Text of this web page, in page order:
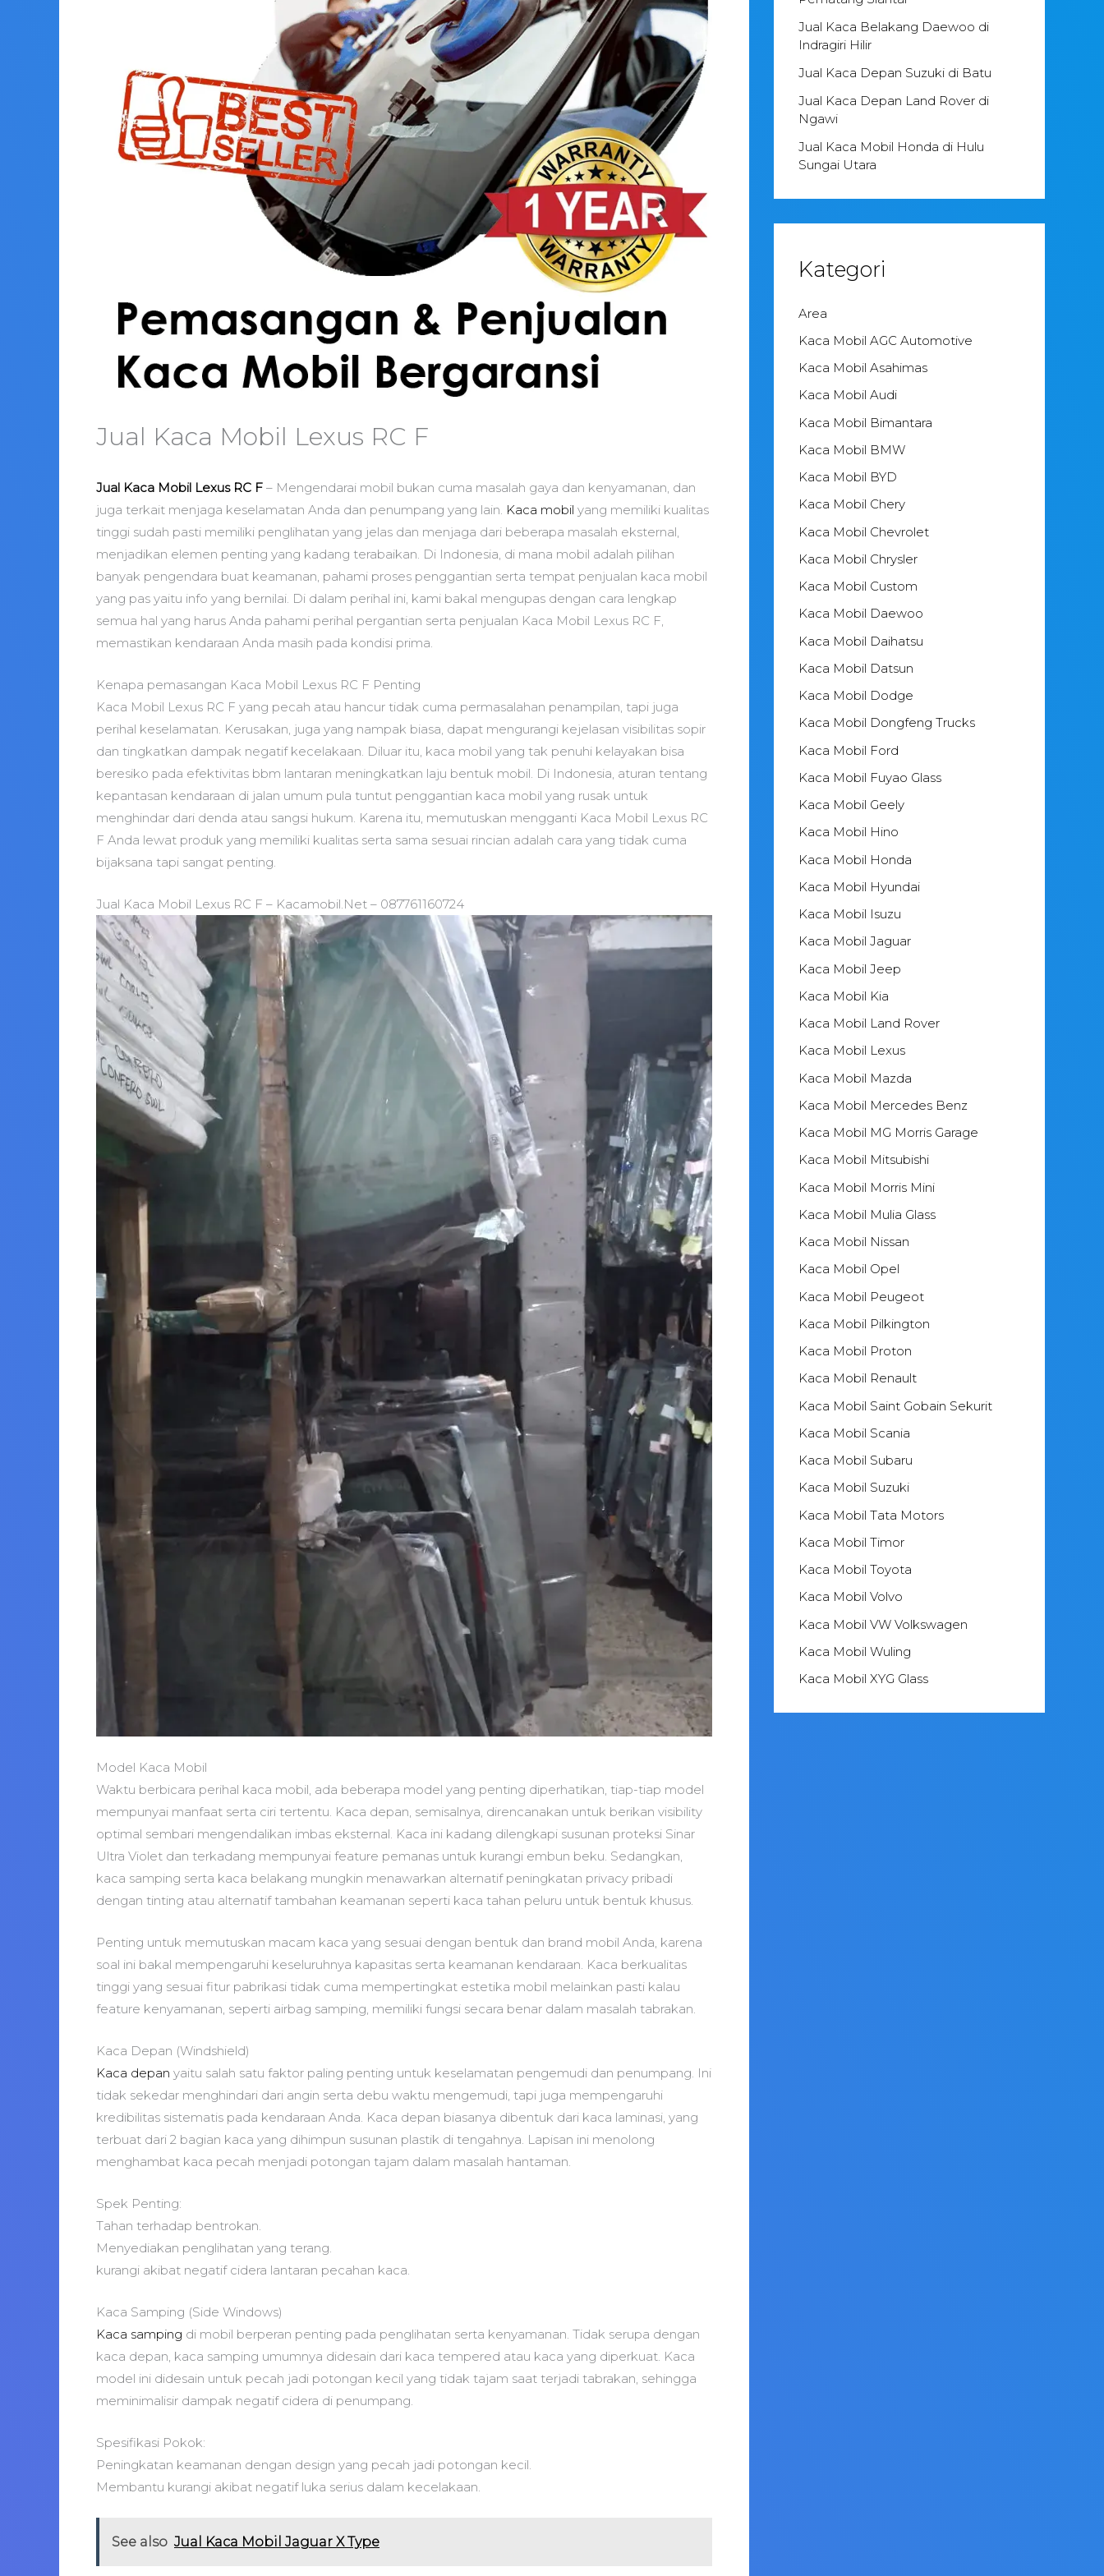
Jual Kaca Mobil Lexus RC F
Jual Kaca Mobil Lexus RC F – Mengendarai mobil bukan cuma masalah gaya dan kenyamanan, dan
juga terkait menjaga keselamatan Anda dan penumpang yang lain. Kaca mobil yang memiliki kualitas
tinggi sudah pasti memiliki penglihatan yang jelas dan menjaga dari beberapa masalah eksternal,
menjadikan elemen penting yang kadang terabaikan. Di Indonesia, di mana mobil adalah pilihan
banyak pengendara buat keamanan, pahami proses penggantian serta tempat penjualan kaca mobil
yang pas yaitu info yang bernilai. Di dalam perihal ini, kami bakal mengupas dengan cara lengkap
semua hal yang harus Anda pahami perihal pergantian serta penjualan Kaca Mobil Lexus RC F,
memastikan kendaraan Anda masih pada kondisi prima.
Kenapa pemasangan Kaca Mobil Lexus RC F Penting
Kaca Mobil Lexus RC F yang pecah atau hancur tidak cuma permasalahan penampilan, tapi juga
perihal keselamatan. Kerusakan, juga yang nampak biasa, dapat mengurangi kejelasan visibilitas sopir
dan tingkatkan dampak negatif kecelakaan. Diluar itu, kaca mobil yang tak penuhi kelayakan bisa
beresiko pada efektivitas bbm lantaran meningkatkan laju bentuk mobil. Di Indonesia, aturan tentang
kepantasan kendaraan di jalan umum pula tuntut penggantian kaca mobil yang rusak untuk
menghindar dari denda atau sangsi hukum. Karena itu, memutuskan mengganti Kaca Mobil Lexus RC
F Anda lewat produk yang memiliki kualitas serta sama sesuai rincian adalah cara yang tidak cuma
bijaksana tapi sangat penting.
Jual Kaca Mobil Lexus RC F – Kacamobil.Net – 087761160724
Model Kaca Mobil
Waktu berbicara perihal kaca mobil, ada beberapa model yang penting diperhatikan, tiap-tiap model
mempunyai manfaat serta ciri tertentu. Kaca depan, semisalnya, direncanakan untuk berikan visibility
optimal sembari mengendalikan imbas eksternal. Kaca ini kadang dilengkapi susunan proteksi Sinar
Ultra Violet dan terkadang mempunyai feature pemanas untuk kurangi embun beku. Sedangkan,
kaca samping serta kaca belakang mungkin menawarkan alternatif peningkatan privacy pribadi
dengan tinting atau alternatif tambahan keamanan seperti kaca tahan peluru untuk bentuk khusus.
Penting untuk memutuskan macam kaca yang sesuai dengan bentuk dan brand mobil Anda, karena
soal ini bakal mempengaruhi keseluruhnya kapasitas serta keamanan kendaraan. Kaca berkualitas
tinggi yang sesuai fitur pabrikasi tidak cuma mempertingkat estetika mobil melainkan pasti kalau
feature kenyamanan, seperti airbag samping, memiliki fungsi secara benar dalam masalah tabrakan.
Kaca Depan (Windshield)
Kaca depan yaitu salah satu faktor paling penting untuk keselamatan pengemudi dan penumpang. Ini
tidak sekedar menghindari dari angin serta debu waktu mengemudi, tapi juga mempengaruhi
kredibilitas sistematis pada kendaraan Anda. Kaca depan biasanya dibentuk dari kaca laminasi, yang
terbuat dari 2 bagian kaca yang dihimpun susunan plastik di tengahnya. Lapisan ini menolong
menghambat kaca pecah menjadi potongan tajam dalam masalah hantaman.
Spek Penting:
Tahan terhadap bentrokan.
Menyediakan penglihatan yang terang.
kurangi akibat negatif cidera lantaran pecahan kaca.
Kaca Samping (Side Windows)
Kaca samping di mobil berperan penting pada penglihatan serta kenyamanan. Tidak serupa dengan
kaca depan, kaca samping umumnya didesain dari kaca tempered atau kaca yang diperkuat. Kaca
model ini didesain untuk pecah jadi potongan kecil yang tidak tajam saat terjadi tabrakan, sehingga
meminimalisir dampak negatif cidera di penumpang.
Spesifikasi Pokok:
Peningkatan keamanan dengan design yang pecah jadi potongan kecil.
Membantu kurangi akibat negatif luka serius dalam kecelakaan.
See also Jual Kaca Mobil Jaguar X Type
Jual Kaca Belakang Daewoo di
Indragiri Hilir
Jual Kaca Depan Suzuki di Batu
Jual Kaca Depan Land Rover di
Ngawi
Jual Kaca Mobil Honda di Hulu
Sungai Utara
Kategori
Area
Kaca Mobil AGC Automotive
Kaca Mobil Asahimas
Kaca Mobil Audi
Kaca Mobil Bimantara
Kaca Mobil BMW
Kaca Mobil BYD
Kaca Mobil Chery
Kaca Mobil Chevrolet
Kaca Mobil Chrysler
Kaca Mobil Custom
Kaca Mobil Daewoo
Kaca Mobil Daihatsu
Kaca Mobil Datsun
Kaca Mobil Dodge
Kaca Mobil Dongfeng Trucks
Kaca Mobil Ford
Kaca Mobil Fuyao Glass
Kaca Mobil Geely
Kaca Mobil Hino
Kaca Mobil Honda
Kaca Mobil Hyundai
Kaca Mobil Isuzu
Kaca Mobil Jaguar
Kaca Mobil Jeep
Kaca Mobil Kia
Kaca Mobil Land Rover
Kaca Mobil Lexus
Kaca Mobil Mazda
Kaca Mobil Mercedes Benz
Kaca Mobil MG Morris Garage
Kaca Mobil Mitsubishi
Kaca Mobil Morris Mini
Kaca Mobil Mulia Glass
Kaca Mobil Nissan
Kaca Mobil Opel
Kaca Mobil Peugeot
Kaca Mobil Pilkington
Kaca Mobil Proton
Kaca Mobil Renault
Kaca Mobil Saint Gobain Sekurit
Kaca Mobil Scania
Kaca Mobil Subaru
Kaca Mobil Suzuki
Kaca Mobil Tata Motors
Kaca Mobil Timor
Kaca Mobil Toyota
Kaca Mobil Volvo
Kaca Mobil VW Volkswagen
Kaca Mobil Wuling
Kaca Mobil XYG Glass